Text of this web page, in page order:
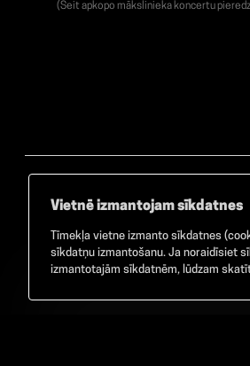
(Šeit apkopo mākslinieka koncertu
Vietnē izmantojam sīkdatnes
Tīmekļa vietne izmanto sīkdatnes
sīkdatņu izmantošanu. Ja noraidīsiet
izmantotajām sīkdatnēm, lūdzam